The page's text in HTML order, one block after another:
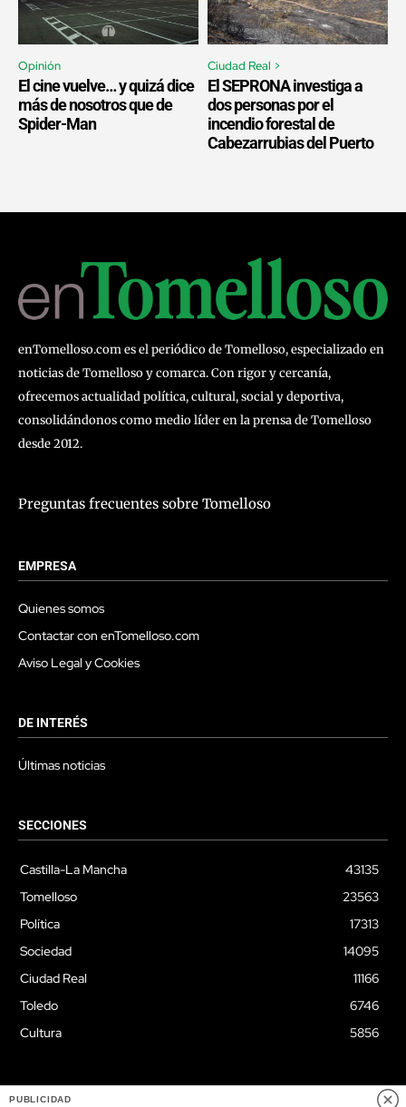
Opinión
El cine vuelve… y quizá dice
más de nosotros que de
Spider-Man
Ciudad Real >
El SEPRONA investiga a
dos personas por el
incendio forestal de
Cabezarrubias del Puerto
enTomelloso.com es el periódico de Tomelloso, especializado en
noticias de Tomelloso y comarca. Con rigor y cercanía,
ofrecemos actualidad política, cultural, social y deportiva,
consolidándonos como medio líder en la prensa de Tomelloso
desde 2012.
Preguntas frecuentes sobre Tomelloso
EMPRESA
Quienes somos
Contactar con enTomelloso.com
Aviso Legal y Cookies
DE INTERÉS
Últimas noticias
SECCIONES
Castilla-La Mancha
43135
Tomelloso
23563
Política
17313
Sociedad
14095
Ciudad Real
11166
Toledo
6746
Cultura
5856
PUBLICIDAD